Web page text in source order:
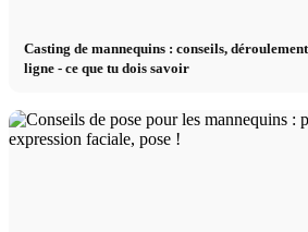
Casting de mannequins : conseils,
ligne - ce que tu dois savoir